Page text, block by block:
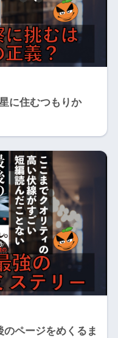
に住むつもりか
ページをめくるま